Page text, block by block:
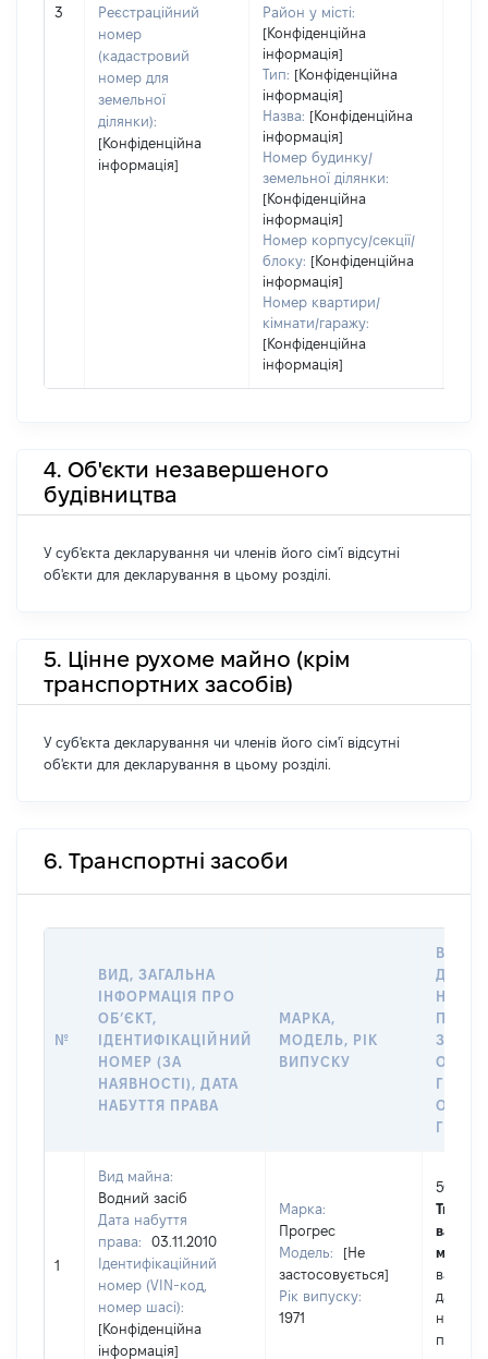
3
Реєстраційний
номер
(кадастровий
номер для
земельної
ділянки):
[Конфіденційна
інформація]
Район у місті:
[Конфіденційна
інформація]
Тип: [Конфіденційна
інформація]
Назва: [Конфіденційна
інформація]
Номер будинку/
земельної ділянки:
[Конфіденційна
інформація]
Номер корпусу/секції/
блоку: [Конфіденційна
інформація]
Номер квартири/
кімнати/гаражу:
[Конфіденційна
інформація]
4. Об'єкти незавершеного
будівництва
У суб'єкта декларування чи членів його сім'ї відсутні
об'єкти для декларування в цьому розділі.
5. Цінне рухоме майно (крім
транспортних засобів)
У суб'єкта декларування чи членів його сім'ї відсутні
об'єкти для декларування в цьому розділі.
6. Транспортні засоби
№
ВИД, ЗАГАЛЬНА
ІНФОРМАЦІЯ ПРО
ОБʼЄКТ,
ІДЕНТИФІКАЦІЙНИЙ
НОМЕР (ЗА
НАЯВНОСТІ), ДАТА
НАБУТТЯ ПРАВА
МАРКА,
МОДЕЛЬ, РІК
ВИПУСКУ
ДАТУ
ЗА
ГРН
1
Вид майна:
Водний засіб
Дата набуття
права:
03.11.2010
Ідентифікаційний
номер (VIN-код,
номер шасі):
[Конфіденційна
інформація]
Марка:
Прогрес
Модель:
[Не
застосовується]
Рік випуску:
1971
500
Тип
майна:
дату
набуття
права